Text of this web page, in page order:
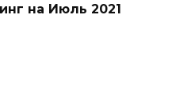
на Июль 2021